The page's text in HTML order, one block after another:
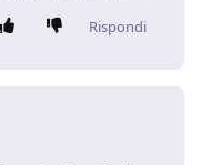
Rispondi